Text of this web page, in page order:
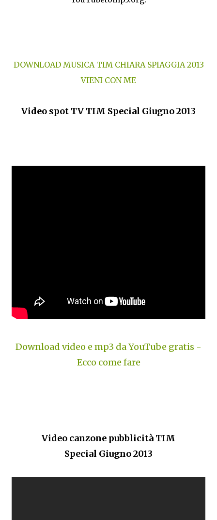
DOWNLOAD MUSICA TIM CHIARA SPIAGGIA 2013
VIENI CON ME
Video spot TV TIM Special Giugno 2013
Download video e mp3 da YouTube gratis -
Ecco come fare
Video canzone pubblicità TIM
Special Giugno 2013